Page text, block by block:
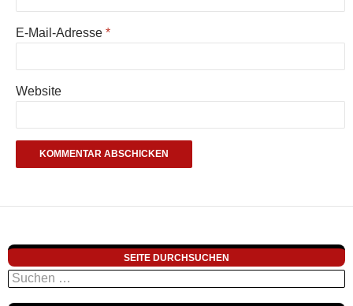
E-Mail-Adresse *
Website
SEITE DURCHSUCHEN
Suchen
nach: